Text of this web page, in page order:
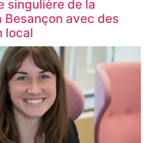
singulière de la
Besançon avec des
local